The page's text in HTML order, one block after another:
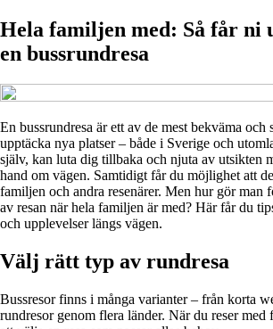
Hela familjen med: Så får ni
en bussrundresa
En bussrundresa är ett av de mest bekväma och
upptäcka nya platser – både i Sverige och
själv, kan luta dig tillbaka och njuta av utsikten
hand om vägen. Samtidigt får du möjlighet att
familjen och andra resenärer. Men hur gör man
av resan när hela familjen är med? Här får du
och upplevelser längs vägen.
Välj rätt typ av rundresa
Bussresor finns i många varianter – från korta
rundresor genom flera länder. När du reser